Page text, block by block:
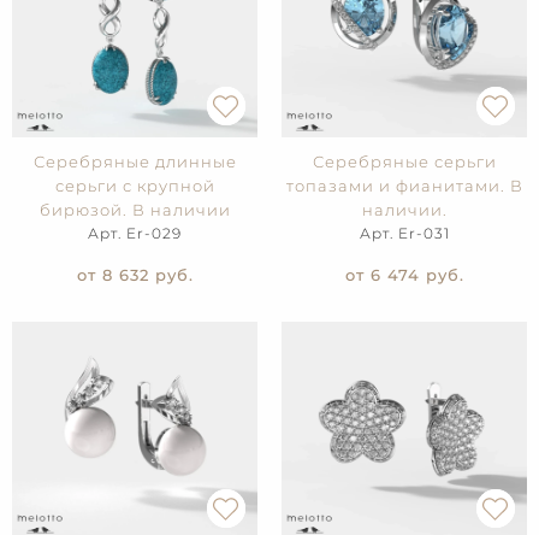
Серебряные длинные
серьги с крупной
бирюзой. В наличии
Арт. Er-029
от 8 632 руб.
Серебряные серьги
топазами и фианитами. В
наличии.
Арт. Er-031
от 6 474 руб.